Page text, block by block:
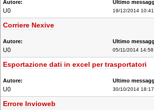
U0 19/12/2014 10:41
Corriere Nexive
U0 05/11/2014 14:58
Esportazione dati in excel per trasportatori
U0 30/10/2014 18:17
Errore Invioweb